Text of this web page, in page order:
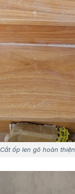
Cắt ốp len gõ hoàn thiện